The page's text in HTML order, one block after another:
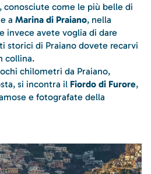
conosciute come le più belle di
a Marina di Praiano, nella
invece avete voglia di dare
storici di Praiano dovete recarvi
collina.
chilometri da Praiano,
si incontra il Fiordo di Furore,
e fotografate della